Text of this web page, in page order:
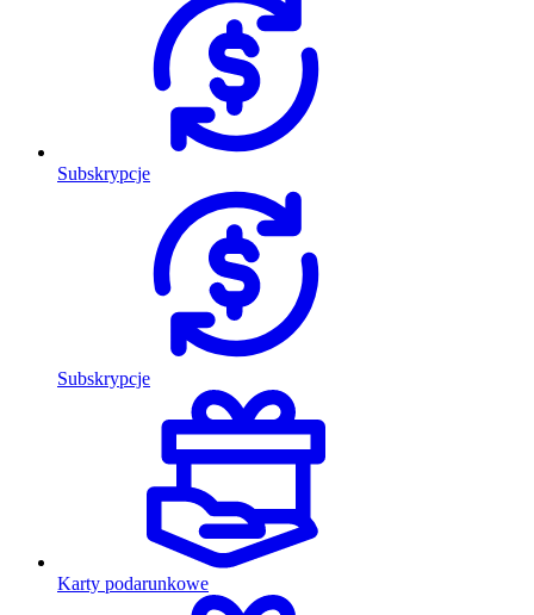
Subskrypcje
Subskrypcje
Karty podarunkowe